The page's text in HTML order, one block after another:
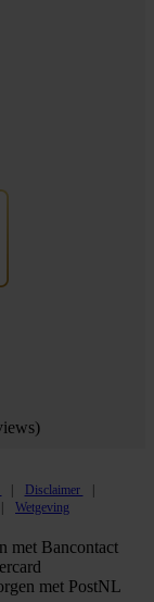
Disclaimer
Wetgeving